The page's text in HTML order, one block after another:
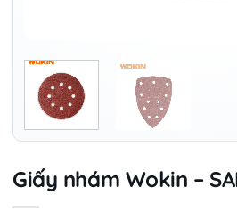
Giấy nhám Wokin –